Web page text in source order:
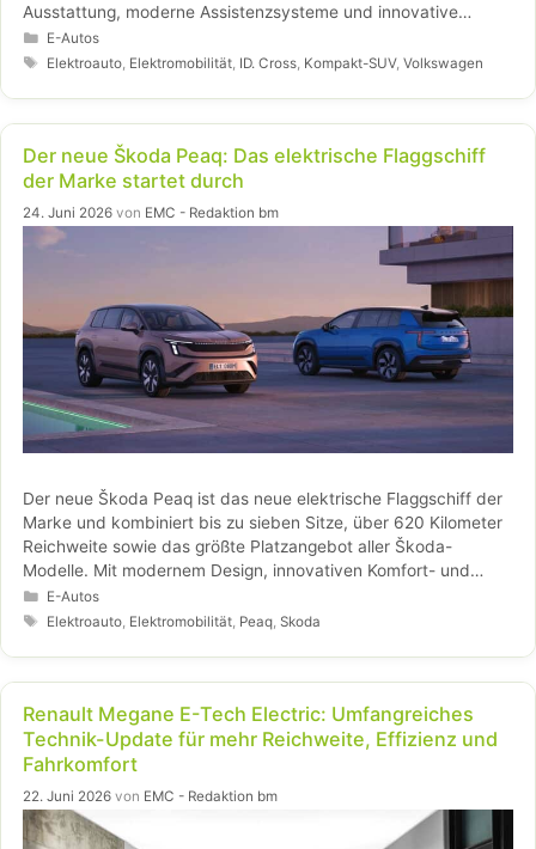
Ausstattung, moderne Assistenzsysteme und innovative
Technologien machen ihn zu einem attraktiven Einstieg in die
Elektromobilität. Der Vorverkauf in Österreich startet ab
Kategorien
E-Autos
Schlagwörter
Elektroauto, Elektromobilität, ID. Cross, Kompakt-SUV,Volkswagen
Der neue Škoda Peaq: Das elektrische Flaggschiff
der Marke startet durch
24. Juni 2026 von EMC - Redaktion bm
Der neue Škoda Peaq ist das neue elektrische Flaggschiff der
Marke und kombiniert bis zu sieben Sitze, über 620 Kilometer
Reichweite sowie das größte Platzangebot aller Škoda-
Modelle. Mit modernem Design, innovativen Komfort- und
Konnektivitätsfunktionen sowie bidirektionalem Laden setzt er
neue Maßstäbe im Elektro-SUV-Segment. Umfangreiche
Kategorien
E-Autos
Schlagwörter
Elektroauto Elektromobilität Peaq ,Skoda
Renault Megane E-Tech Electric: Umfangreiches
Technik-Update für mehr Reichweite, Effizienz und
Fahrkomfort
22. Juni 2026 von EMC - Redaktion bm